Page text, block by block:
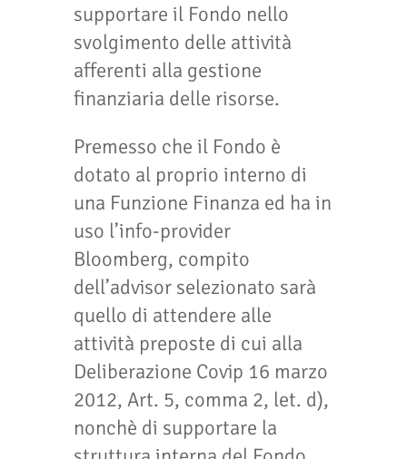
supportare il Fondo nello
svolgimento delle attività
afferenti alla gestione
finanziaria delle risorse.
Premesso che il Fondo è
dotato al proprio interno di
una Funzione Finanza ed ha in
uso l’info-provider
Bloomberg, compito
dell’advisor selezionato sarà
quello di attendere alle
attività preposte di cui alla
Deliberazione Covip 16 marzo
2012, Art. 5, comma 2, let. d),
nonchè di supportare la